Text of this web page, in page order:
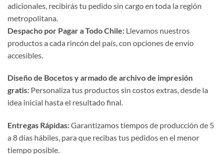
adicionales, recibirás tu pedido sin cargo en toda la región
metropolitana.
Despacho por Pagar a Todo Chile: Llevamos nuestros
productos a cada rincón del país, con opciones de envío
accesibles.
Diseño de Bocetos y armado de archivo de impresión
gratis: Personaliza tus productos sin costos extras, desde la
idea inicial hasta el resultado final.
Entregas Rápidas:Garantizamos tiempos de producción de 5
a 8 días hábiles, para que recibas tus pedidos en el menor
tiempo posible.